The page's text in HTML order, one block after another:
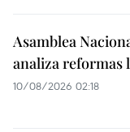
Asamblea
analiza reformas
10/08/2026 02:18